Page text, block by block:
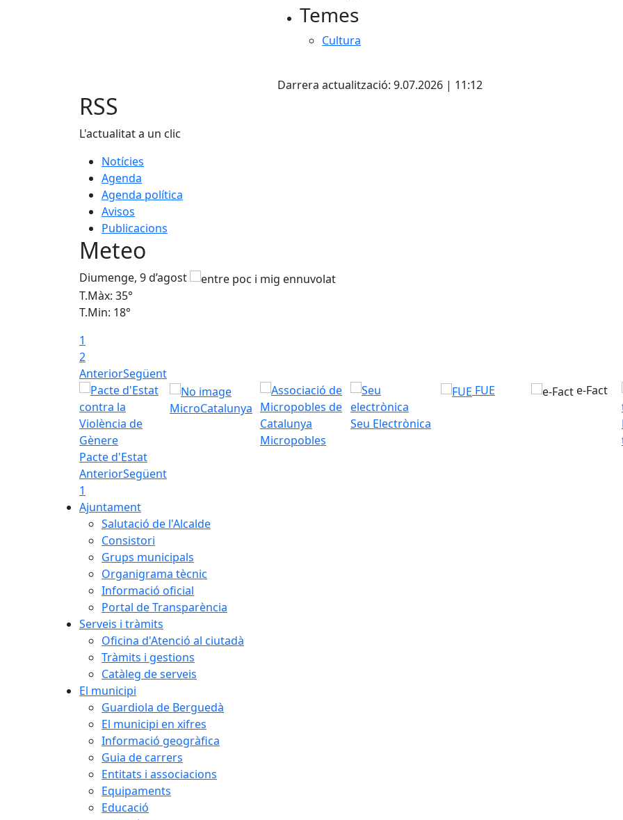
−Temes
Cultura
Darrera actualització: 9.07.2026 | 11:12
RSS
L'actualitat a un clic
Notícies
Agenda
Agenda política
Avisos
Publicacions
Meteo
Diumenge, 9 d’agost
T.Màx: 35°
T.Min: 18°
1
2
AnteriorSegüent
Pacte d'Estat
MicroCatalunya
Micropobles
Seu Electrònica
FUE e-Fact
AnteriorSegüent
1
Ajuntament
Salutació de l'Alcalde
Consistori
Grups municipals
Organigrama tècnic
Informació oficial
Portal de Transparència
Serveis i tràmits
Oficina d'Atenció al ciutadà
Tràmits i gestions
Catàleg de serveis
El municipi
Guardiola de Berguedà
El municipi en xifres
Informació geogràfica
Guia de carrers
Entitats i associacions
Equipaments
Educació